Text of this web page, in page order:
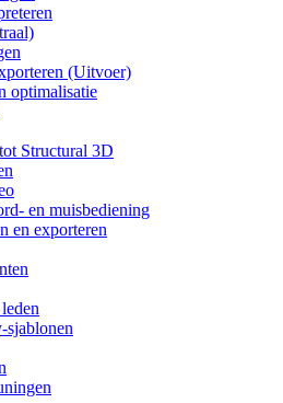
(Uitvoer)
optimalisatie
Structural 3D
en muisbediening
en exporteren
sjablonen